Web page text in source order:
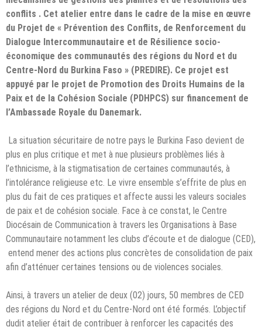
conflits . Cet atelier entre dans le cadre de la mise en œuvre
du Projet de « Prévention des Conflits, de Renforcement du
Dialogue Intercommunautaire et de Résilience socio-
économique des communautés des régions du Nord et du
Centre-Nord du Burkina Faso » (PREDIRE). Ce projet est
appuyé par le projet de Promotion des Droits Humains de la
Paix et de la Cohésion Sociale (PDHPCS) sur financement de
l’Ambassade Royale du Danemark.
La situation sécuritaire de notre pays le Burkina Faso devient de
plus en plus critique et met à nue plusieurs problèmes liés à
l’ethnicisme, à la stigmatisation de certaines communautés, à
l’intolérance religieuse etc. Le vivre ensemble s’effrite de plus en
plus du fait de ces pratiques et affecte aussi les valeurs sociales
de paix et de cohésion sociale. Face à ce constat, le Centre
Diocésain de Communication à travers les Organisations à Base
Communautaire notamment les clubs d’écoute et de dialogue (CED),
entend mener des actions plus concrètes de consolidation de paix
afin d’atténuer certaines tensions ou de violences sociales.
Ainsi, à travers un atelier de deux (02) jours, 50 membres de CED
des régions du Nord et du Centre-Nord ont été formés. L’objectif
dudit atelier était de contribuer à renforcer les capacités des